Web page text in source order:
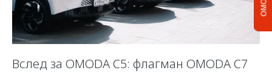
Вслед за OMODA C5: флагман OMODA C7